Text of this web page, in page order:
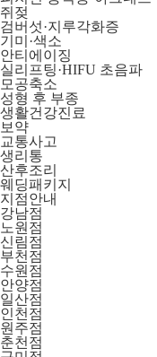
쥐젖
검버섯·지루각화증
기미·색소
안티에이징
실리프팅·HIFU 초음파
모공축소
성형 후 부종
생활건강진료
보약
교통사고
생리통
산후조리
웨딩패키지
지점안내
강남점
노원점
신림점
부천점
수원점
안양점
일산점
인천점
원주점
춘천점